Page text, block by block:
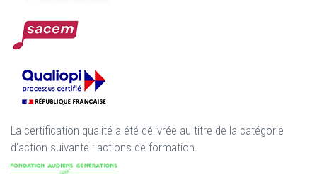
La certification qualité a été délivrée au titre de la catégorie
d'action suivante : actions de formation.